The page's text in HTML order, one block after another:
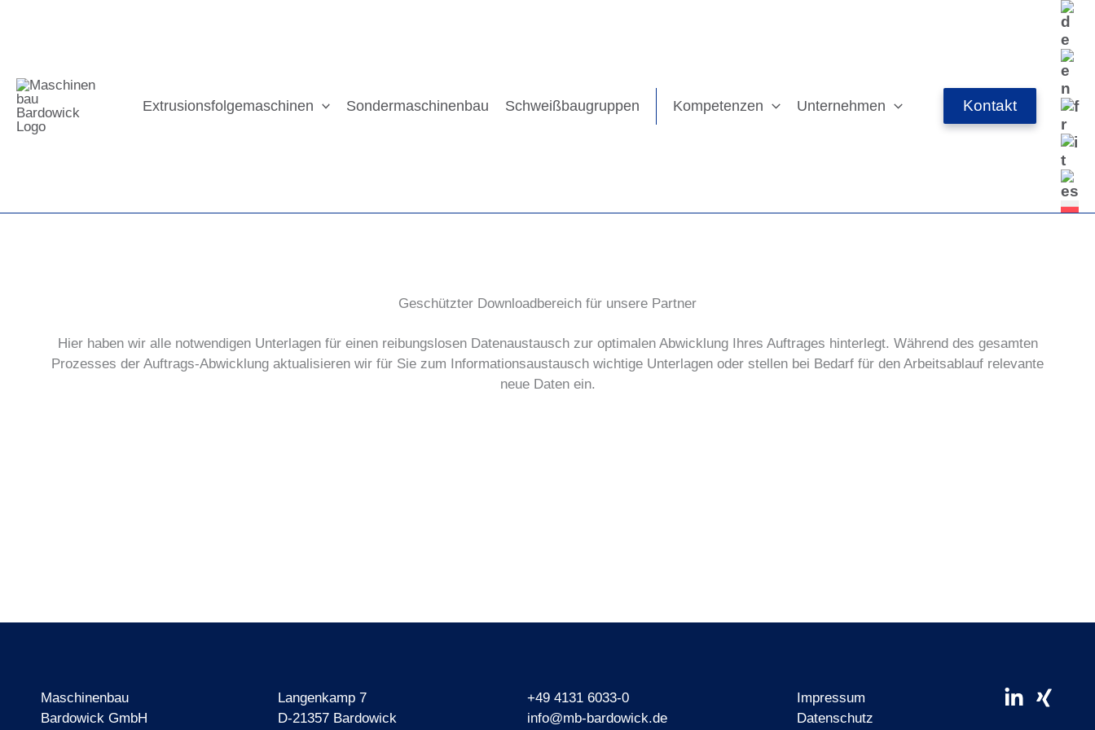
Extrusionsfolgemaschinen Sondermaschinenbau Schweißbaugruppen Kompetenzen Unternehmen Kontakt
Geschützter Downloadbereich für unsere Partner
Hier haben wir alle notwendigen Unterlagen für einen reibungslosen Datenaustausch zur optimalen Abwicklung Ihres Auftrages hinterlegt. Während des gesamten
Prozesses der Auftrags-Abwicklung aktualisieren wir für Sie zum Informationsaustausch wichtige Unterlagen oder stellen bei Bedarf für den Arbeitsablauf relevante
neue Daten ein.
Maschinenbau
Bardowick GmbH
Langenkamp 7
D-21357 Bardowick
+49 4131 6033-0
info@mb-bardowick.de
Impressum
Datenschutz
Xing